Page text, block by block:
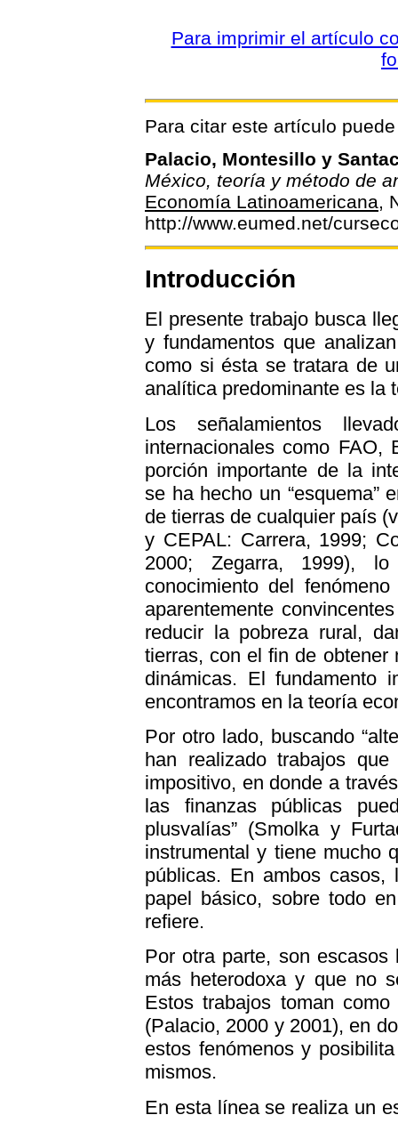
Para imprimir el artículo
Para citar este artículo
Palacio, Montesillo y
México, teoría y método de
Economía Latinoamericana,
http://www.eumed.net/
Introducción
El presente trabajo busca
y fundamentos que
como si ésta se tratara de
analítica predominante es la
Los señalamientos
internacionales como
porción importante de la
se ha hecho un “esquema”
de tierras de cualquier país
y CEPAL: Carrera, 1999;
2000; Zegarra, 1999),
conocimiento del
aparentemente
reducir la pobreza rural,
tierras, con el fin de obtener
dinámicas. El fundamento
encontramos en la teoría
Por otro lado, buscando
han realizado trabajos
impositivo, en donde a
las finanzas públicas
plusvalías” (Smolka y
instrumental y tiene mucho
públicas. En ambos casos,
papel básico, sobre todo
refiere.
Por otra parte, son
más heterodoxa y que no
Estos trabajos toman
(Palacio, 2000 y 2001), en
estos fenómenos y
mismos.
En esta línea se realiza un